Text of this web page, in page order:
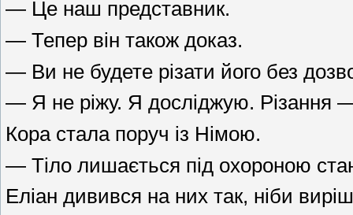
— Це наш представник.
— Тепер він також доказ.
— Ви не будете різати його без
— Я не ріжу. Я досліджую. Різання
Кора стала поруч із Німою.
— Тіло лишається під охороною
Еліан дивився на них так, ніби